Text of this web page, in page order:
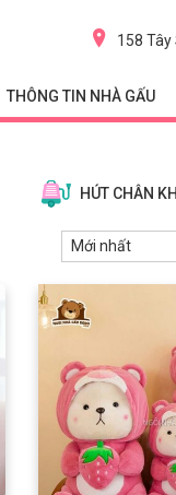
158 Tây
THÔNG TIN NHÀ GẤU
HÚT CHÂN